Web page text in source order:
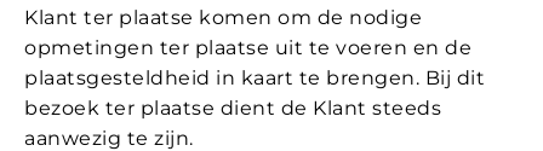
Klant ter plaatse komen om de nodige
opmetingen ter plaatse uit te voeren en de
plaatsgesteldheid in kaart te brengen. Bij dit
bezoek ter plaatse dient de Klant steeds
aanwezig te zijn.